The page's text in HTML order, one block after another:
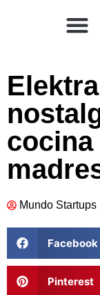
cocina
Mundo Startups
Facebook
Pinterest